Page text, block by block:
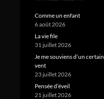
Comme un enfant
6 août 2026
La vie file
31 juillet 2026
Je me souviens d’un certain
vent
23 juillet 2026
Pensée d’éveil
21 juillet 2026